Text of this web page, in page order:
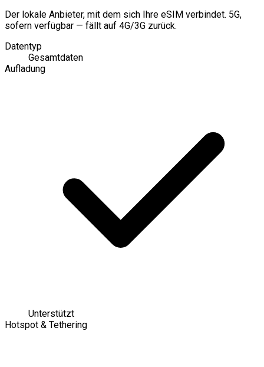
Der lokale Anbieter, mit dem sich Ihre eSIM verbindet. 5G,
sofern verfügbar — fällt auf 4G/3G zurück.
Datentyp
Gesamtdaten
Aufladung
Unterstützt
Hotspot & Tethering